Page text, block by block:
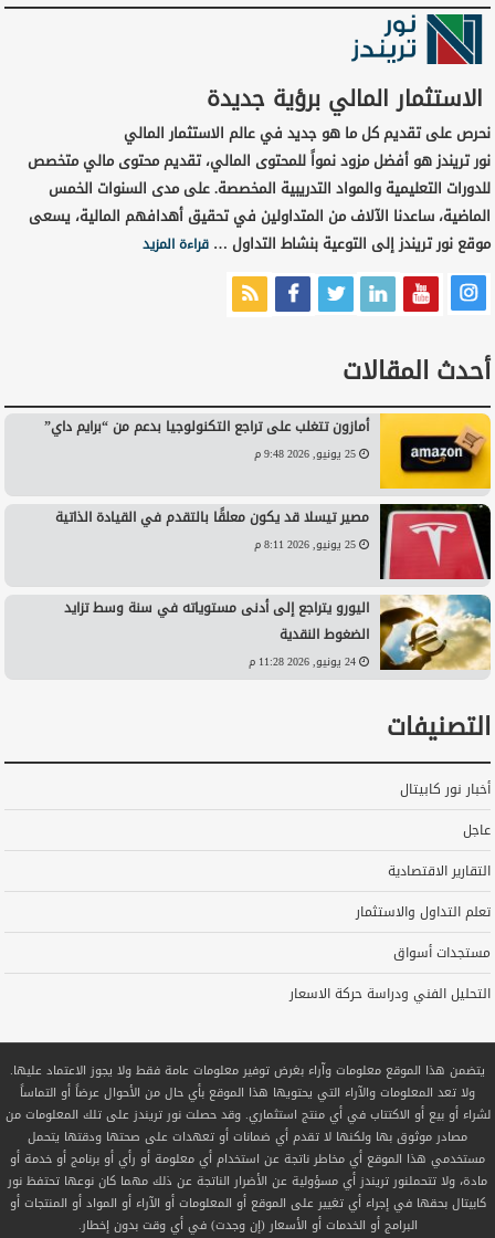
الاستثمار المالي برؤية جديدة
نحرص على تقديم كل ما هو جديد في عالم الاستثمار المالي
نور تريندز هو أفضل مزود نمواً للمحتوى المالي، تقديم محتوى مالي متخصص
للدورات التعليمية والمواد التدريبية المخصصة. على مدى السنوات الخمس
الماضية، ساعدنا الآلاف من المتداولين في تحقيق أهدافهم المالية، يسعى
موقع نور تريندز إلى التوعية بنشاط التداول …قراءة المزيد
أحدث المقالات
أمازون تتغلب على تراجع التكنولوجيا بدعم من “برايم داي”
25 يونيو, 2026 9:48 م
مصير تيسلا قد يكون معلقًا بالتقدم في القيادة الذاتية
25 يونيو, 2026 8:11 م
اليورو يتراجع إلى أدنى مستوياته في سنة وسط تزايد
الضغوط النقدية
24 يونيو, 2026 11:28 م
التصنيفات
أخبار نور كابيتال
عاجل
التقارير الاقتصادية
تعلم التداول والاستثمار
مستجدات أسواق
التحليل الفني ودراسة حركة الاسعار
يتضمن هذا الموقع معلومات وآراء بغرض توفير معلومات عامة فقط ولا يجوز الاعتماد عليها.
ولا تعد المعلومات والآراء التي يحتويها هذا الموقع بأي حال من الأحوال عرضاً أو التماساً
لشراء أو بيع أو الاكتتاب في أي منتج استثماري. وقد حصلت نور تريندز على تلك المعلومات من
مصادر موثوق بها ولكنها لا تقدم أي ضمانات أو تعهدات على صحتها ودقتها يتحمل
مستخدمي هذا الموقع أي مخاطر ناتجة عن استخدام أي معلومة أو رأي أو برنامج أو خدمة أو
مادة، ولا تتحملنور تريندز أي مسؤولية عن الأضرار الناتجة عن ذلك مهما كان نوعها تحتفظ نور
كابيتال بحقها في إجراء أي تغيير على الموقع أو المعلومات أو الآراء أو المواد أو المنتجات أو
البرامج أو الخدمات أو الأسعار (إن وجدت) في أي وقت بدون إخطار.